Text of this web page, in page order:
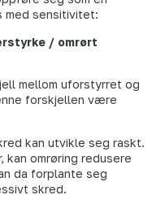
med sensitivitet:
/ omrørt
mellom uforstyrret og
forskjellen være
kan utvikle seg raskt.
omrøring redusere
da forplante seg
skred.